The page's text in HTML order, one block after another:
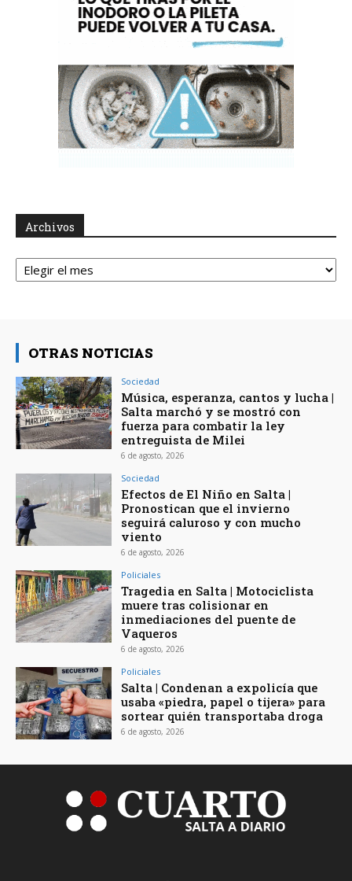
Archivos
Archivos
OTRAS NOTICIAS
Sociedad
Música, esperanza, cantos y lucha |
Salta marchó y se mostró con
fuerza para combatir la ley
entreguista de Milei
6 de agosto, 2026
Sociedad
Efectos de El Niño en Salta |
Pronostican que el invierno
seguirá caluroso y con mucho
viento
6 de agosto, 2026
Policiales
Tragedia en Salta | Motociclista
muere tras colisionar en
inmediaciones del puente de
Vaqueros
6 de agosto, 2026
Policiales
Salta | Condenan a expolicía que
usaba «piedra, papel o tijera» para
sortear quién transportaba droga
6 de agosto, 2026